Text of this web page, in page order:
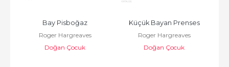
Bay Pisboğaz
Roger Hargreaves
Doğan Çocuk
Küçük Bayan Prenses
Roger Hargreaves
Doğan Çocuk